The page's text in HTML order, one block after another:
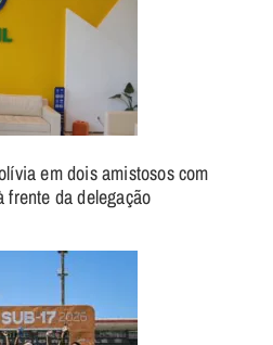
em dois amistosos com
frente da delegação